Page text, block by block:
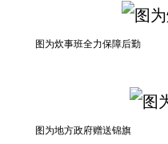
图为炊事班全力保障后勤
图为地方政府赠送锦旗